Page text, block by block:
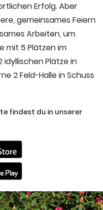
Erfolg. Aber
gemeinsames Feiern
Arbeiten, um
mit 5 Plätzen im
idyllischen Plätze in
2 Feld-Halle in Schuss
findest du in unserer